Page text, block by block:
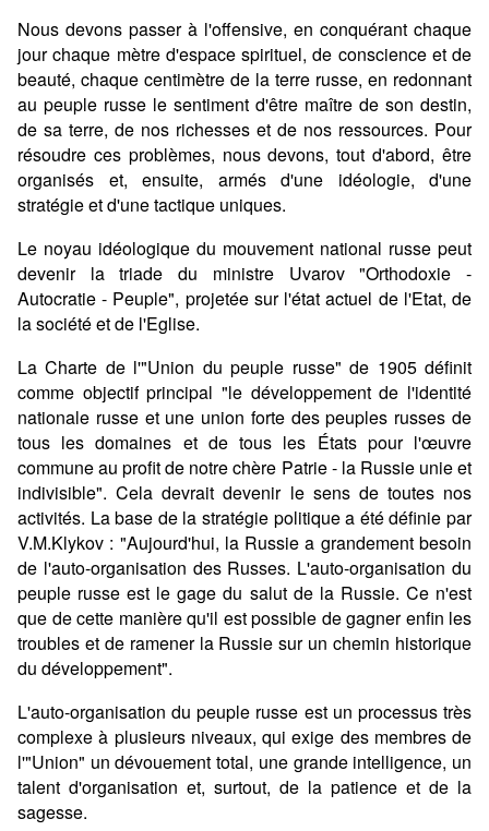
Nous devons passer à l'offensive, en conquérant chaque
jour chaque mètre d'espace spirituel, de conscience et de
beauté, chaque centimètre de la terre russe, en redonnant
au peuple russe le sentiment d'être maître de son destin,
de sa terre, de nos richesses et de nos ressources. Pour
résoudre ces problèmes, nous devons, tout d'abord, être
organisés et, ensuite, armés d'une idéologie, d'une
stratégie et d'une tactique uniques.
Le noyau idéologique du mouvement national russe peut
devenir la triade du ministre Uvarov "Orthodoxie -
Autocratie - Peuple", projetée sur l'état actuel de l'Etat, de
la société et de l'Eglise.
La Charte de l'"Union du peuple russe" de 1905 définit
comme objectif principal "le développement de l'identité
nationale russe et une union forte des peuples russes de
tous les domaines et de tous les États pour l'œuvre
commune au profit de notre chère Patrie - la Russie unie et
indivisible". Cela devrait devenir le sens de toutes nos
activités. La base de la stratégie politique a été définie par
V.M.Klykov : "Aujourd'hui, la Russie a grandement besoin
de l'auto-organisation des Russes. L'auto-organisation du
peuple russe est le gage du salut de la Russie. Ce n'est
que de cette manière qu'il est possible de gagner enfin les
troubles et de ramener la Russie sur un chemin historique
du développement".
L'auto-organisation du peuple russe est un processus très
complexe à plusieurs niveaux, qui exige des membres de
l'"Union" un dévouement total, une grande intelligence, un
talent d'organisation et, surtout, de la patience et de la
sagesse.